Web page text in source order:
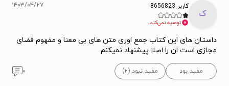
ک
کاربر 8656823
توصیه نمی‌کنم.
۱۴۰۳/۰۴/۲۷
داستان های این کتاب جمع اوری متن های بی معنا و مفهوم فضای
مجازی است ان را اصلا پیشنهاد نمیکنم
مفید بود مفید نبود (۲) ۰